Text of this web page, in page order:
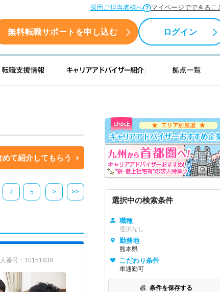
採用ご担当者様へ マイページでできるこ
無料転職サポートを申し込む ログイン
功事例 転職支援情報 キャリアアドバイザー
て紹介してもらう
4 5 > >>
番号：10151938
選択中の検索条件
職種
選択なし
勤務地
熊本県
こだわり条件
車通勤可
条件を保存する